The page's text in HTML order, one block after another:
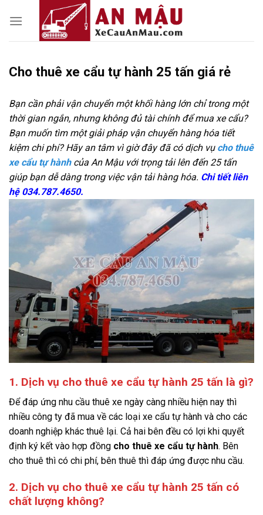
Cho thuê xe cẩu tự hành 25 tấn giá rẻ
Bạn cần phải vận chuyển một khối hàng lớn chỉ trong một
thời gian ngắn, nhưng không đủ tài chính để mua xe cẩu?
Bạn muốn tìm một giải pháp vận chuyển hàng hóa tiết
kiệm chi phí? Hãy an tâm vì giờ đây đã có dịch vụ cho thuê
xe cẩu tự hànhcủa An Mậu với trọng tải lên đến 25 tấn
giúp bạn dễ dàng trong việc vận tải hàng hóa. Chi tiết liên
hệ 034.787.4650.
1. Dịch vụ cho thuê xe cẩu tự hành 25 tấn là gì?
Để đáp ứng nhu cầu thuê xe ngày càng nhiều hiện nay thì
nhiều công ty đã mua về các loại xe cẩu tự hành và cho các
doanh nghiệp khác thuê lại. Cả hai bên đều có lợi khi quyết
định ký kết vào hợp đồng cho thuê xe cẩu tự hành. Bên
cho thuê thì có chi phí, bên thuê thì đáp ứng được nhu cầu.
2. Dịch vụ cho thuê xe cẩu tự hành 25 tấn có
chất lượng không?